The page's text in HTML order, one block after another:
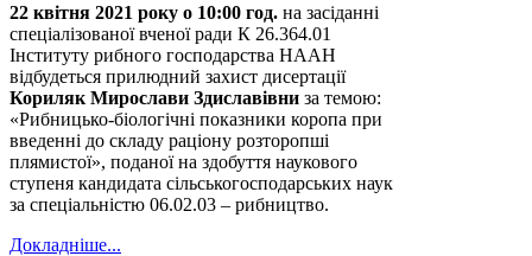
22 квітня 2021 року о 10:00 год. на засіданні
спеціалізованої вченої ради К 26.364.01
Інституту рибного господарства НААН
відбудеться прилюдний захист дисертації
Кориляк Мирослави Здиславівни за темою:
«Рибницько-біологічні показники коропа при
введенні до складу раціону розторопші
плямистої», поданої на здобуття наукового
ступеня кандидата сільськогосподарських наук
за спеціальністю 06.02.03 – рибництво.
Докладніше...